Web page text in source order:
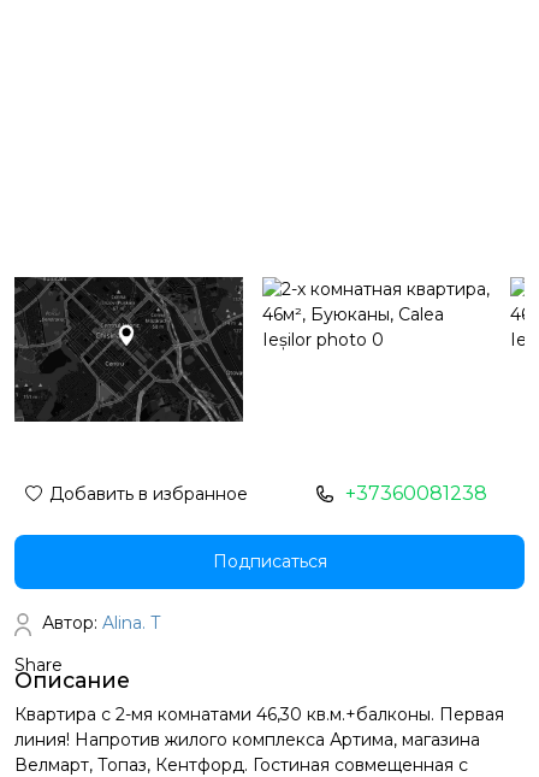
Описание
Квартира с 2-мя комнатами 46,30 кв.м.+балконы. Первая
линия! Напротив жилого комплекса Артима, магазина
Велмарт, Топаз, Кентфорд. Гостиная совмещенная с
Добавить в избранное +37360081238
Подписаться
Автор: Alina. T
Share